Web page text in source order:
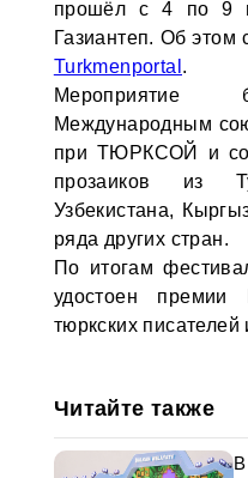
прошёл с 4 по 9
Газиантеп. Об этом
Turkmenportal .
Мероприятие
Международным
при ТЮРКСОЙ и
прозаиков из
Узбекистана,
ряда других стран.
По итогам
удостоен премии
тюркских
Читайте также
В